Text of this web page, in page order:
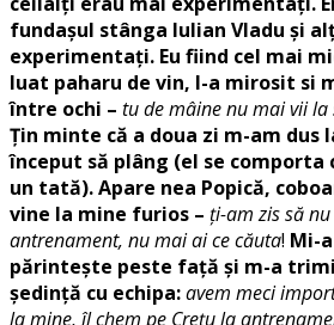
fundașul stânga Iulian Vladu și
experimentați. Eu fiind cel mai
luat paharu de vin, l-a mirosit si
între ochi – tu de mâine nu mai vii la
Țin minte că a doua zi m-am dus
început să plâng (el se comporta
un tată). Apare nea Popică,
vine la mine furios – ți-am zis să
antrenament, nu mai ai ce căuta! Mi-
părintește peste față și m-a
ședință cu echipa:avem meci
la mine, îl chem pe Crețu la